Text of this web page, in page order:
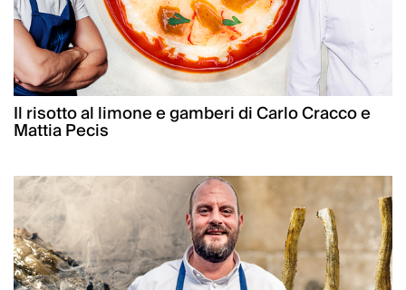
Il risotto al limone e gamberi di Carlo Cracco e
Mattia Pecis